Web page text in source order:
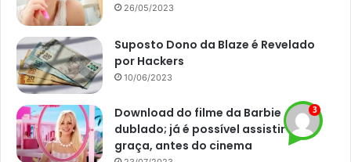
26/05/2023
Suposto Dono da Blaze é Revelado
por Hackers
10/06/2023
Download do filme da Barbie
dublado; já é possível assistir de
graça, antes do cinema